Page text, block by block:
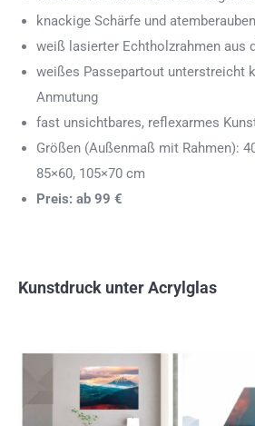
knackige Schärfe und
weiß lasierter Echtholzrahmen aus
weißes Passepartout unterstreicht
Anmutung
fast unsichtbares, reflexarmes
Größen (Außenmaß mit Rahmen):
85×60, 105×70 cm
Preis: ab 99 €
Kunstdruck unter Acrylglas